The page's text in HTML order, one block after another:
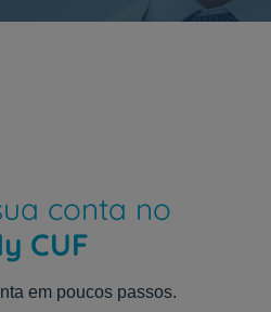
conta no
CUF
em poucos passos.